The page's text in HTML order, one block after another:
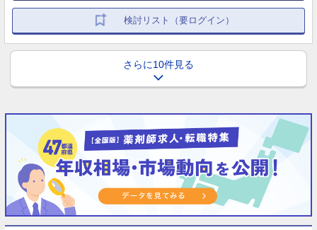
検討リスト（要ログイン）
さらに10件見る